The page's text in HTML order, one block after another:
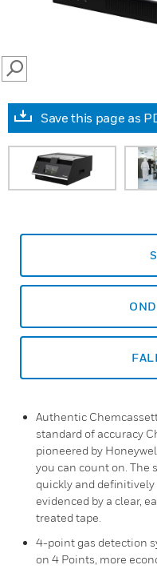
SEARCH
Save this page as
Authentic
standard of accuracy
pioneered by
you can count on. The
quickly and
evidenced by a clear,
treated tape.
4-point gas detection
on 4 Points, more